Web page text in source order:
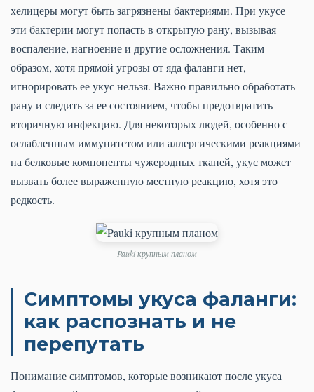
хелицеры могут быть загрязнены бактериями. При укусе
эти бактерии могут попасть в открытую рану, вызывая
воспаление, нагноение и другие осложнения. Таким
образом, хотя прямой угрозы от яда фаланги нет,
игнорировать ее укус нельзя. Важно правильно обработать
рану и следить за ее состоянием, чтобы предотвратить
вторичную инфекцию. Для некоторых людей, особенно с
ослабленным иммунитетом или аллергическими реакциями
на белковые компоненты чужеродных тканей, укус может
вызвать более выраженную местную реакцию, хотя это
редкость.
Pauki крупным планом
Симптомы укуса фаланги:
как распознать и не
перепутать
Понимание симптомов, которые возникают после укуса